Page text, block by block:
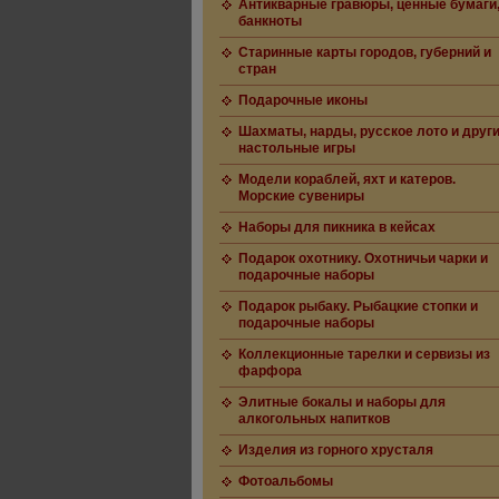
Антикварные гравюры, ценные бумаги,
банкноты
Старинные карты городов, губерний и
стран
Подарочные иконы
Шахматы, нарды, русское лото и
настольные игры
Модели кораблей, яхт и катеров.
Морские сувениры
Наборы для пикника в кейсах
Подарок охотнику. Охотничьи чарки и
подарочные наборы
Подарок рыбаку. Рыбацкие стопки и
подарочные наборы
Коллекционные тарелки и сервизы из
фарфора
Элитные бокалы и наборы для
алкогольных напитков
Изделия из горного хрусталя
Фотоальбомы